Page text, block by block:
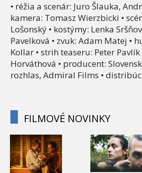
• réžia a scenár: Juro Šlauka,
kamera: Tomasz Wierzbicki •
Lošonský • kostýmy: Lenka
Pavelková • zvuk: Adam Matej •
Kollar • strih teaseru: Peter Pavlík
Horváthová • producent:
rozhlas, Admiral Films •
FILMOVÉ NOVINKY